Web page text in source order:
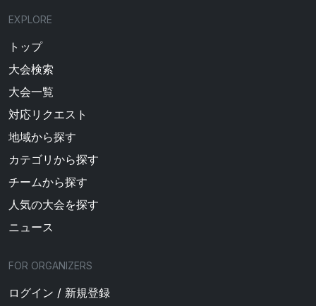
EXPLORE
トップ
大会検索
大会一覧
対応リクエスト
地域から探す
カテゴリから探す
チームから探す
人気の大会を探す
ニュース
FOR ORGANIZERS
ログイン / 新規登録